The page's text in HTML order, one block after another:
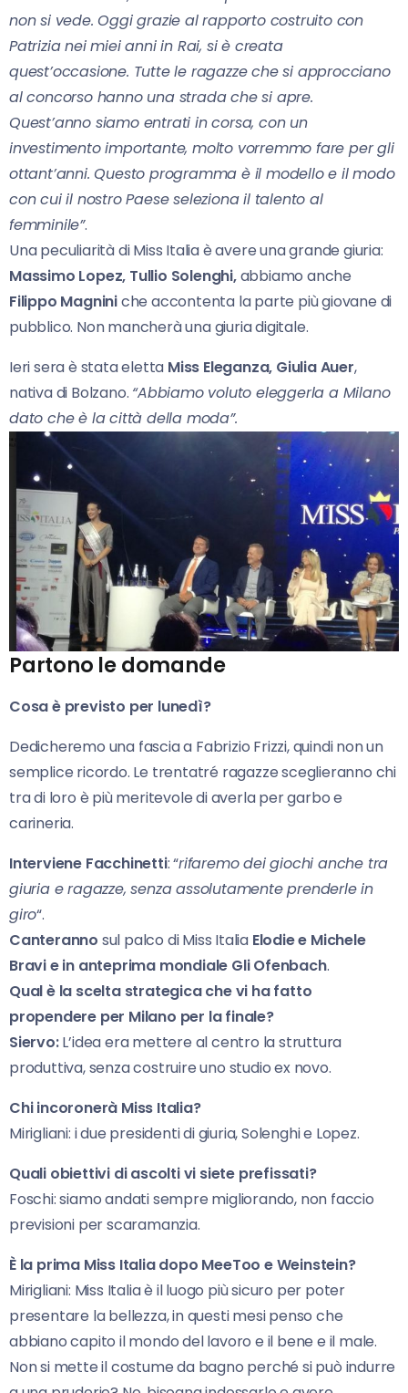
non si vede. Oggi grazie al rapporto costruito con
Patrizia nei miei anni in Rai, si è creata
quest’occasione. Tutte le ragazze che si approcciano
al concorso hanno una strada che si apre.
Quest’anno siamo entrati in corsa, con un
investimento importante, molto vorremmo fare per gli
ottant’anni. Questo programma è il modello e il modo
con cui il nostro Paese seleziona il talento al
femminile”.
Una peculiarità di Miss Italia è avere una grande giuria:
Massimo Lopez, Tullio Solenghi,abbiamo anche
Filippo Magniniche accontenta la parte più giovane di
pubblico. Non mancherà una giuria digitale.
Ieri sera è stata eletta Miss Eleganza, Giulia Auer,
nativa di Bolzano. “Abbiamo voluto eleggerla a Milano
dato che è la città della moda”.
Partono le domande
Cosa è previsto per lunedì?
Dedicheremo una fascia a Fabrizio Frizzi, quindi non un
semplice ricordo. Le trentatré ragazze sceglieranno chi
tra di loro è più meritevole di averla per garbo e
carineria.
Interviene Facchinetti: “rifaremo dei giochi anche tra
giuria e ragazze, senza assolutamente prenderle in
giro“.
Canteranno sul palco di Miss Italia Elodie e Michele
Bravi e in anteprima mondiale Gli Ofenbach.
Qual è la scelta strategica che vi ha fatto
propendere per Milano per la finale?
Siervo:L’idea era mettere al centro la struttura
produttiva, senza costruire uno studio ex novo.
Chi incoronerà Miss Italia?
Mirigliani: i due presidenti di giuria, Solenghi e Lopez.
Quali obiettivi di ascolti vi siete prefissati?
Foschi: siamo andati sempre migliorando, non faccio
previsioni per scaramanzia.
È la prima Miss Italia dopo MeeToo e Weinstein?
Mirigliani: Miss Italia è il luogo più sicuro per poter
presentare la bellezza, in questi mesi penso che
abbiano capito il mondo del lavoro e il bene e il male.
Non si mette il costume da bagno perché si può indurre